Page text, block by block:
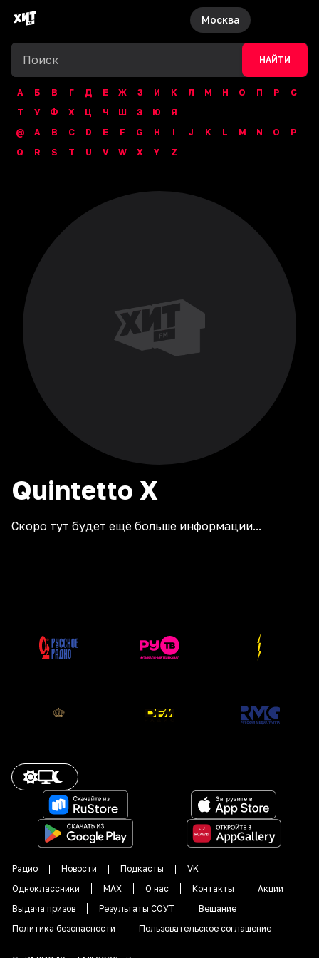
Москва
НАЙТИ
А Б В Г Д Е Ж З И К Л М Н О П Р
С
Т
У Ф Х Ц Ч Ш Э Ю
Я
@
A B C D E F G H I J K L M N O
P
Q
R S T U V W X Y Z
Quintetto X
Скоро тут будет ещё больше информации...
Радио Новости Подкасты
VK
Одноклассники
MAX О нас Контакты
Акции
Выдача призов
Результаты СОУТ
Вещание
Политика безопасности
Пользовательское соглашение